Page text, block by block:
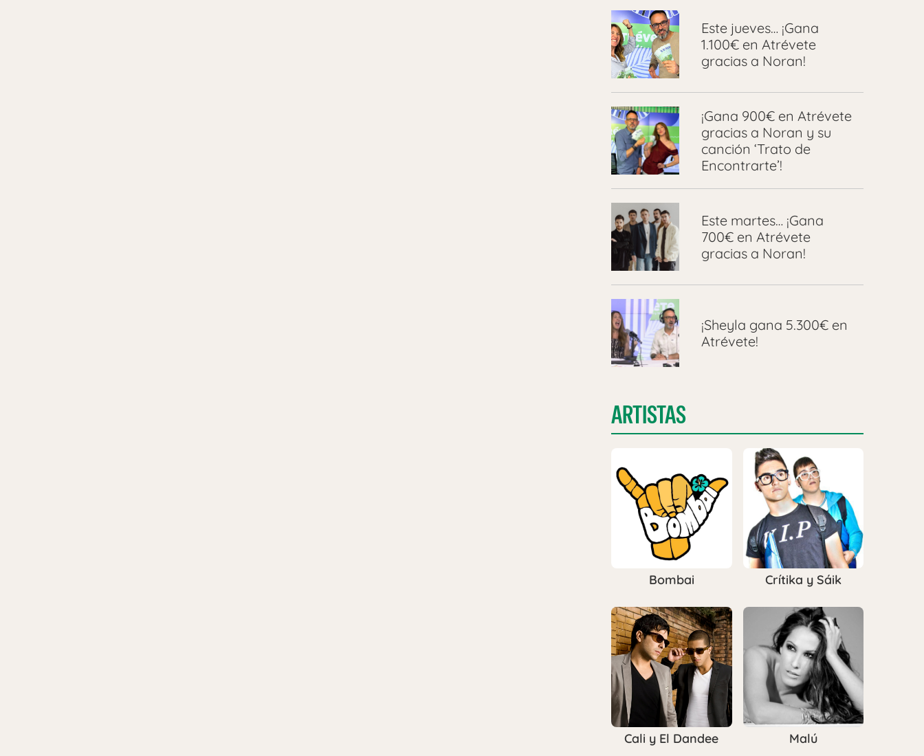
Este jueves… ¡Gana
1.100€ en Atrévete
gracias a Noran!
¡Gana 900€ en Atrévete
gracias a Noran y su
canción ‘Trato de
Encontrarte’!
Este martes… ¡Gana
700€ en Atrévete
gracias a Noran!
¡Sheyla gana 5.300€ en
Atrévete!
ARTISTAS
Bombai Crítika y Sáik
Cali y El Dandee Malú